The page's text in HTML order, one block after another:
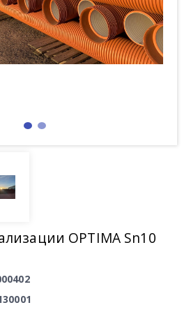
OPTIMA Sn10